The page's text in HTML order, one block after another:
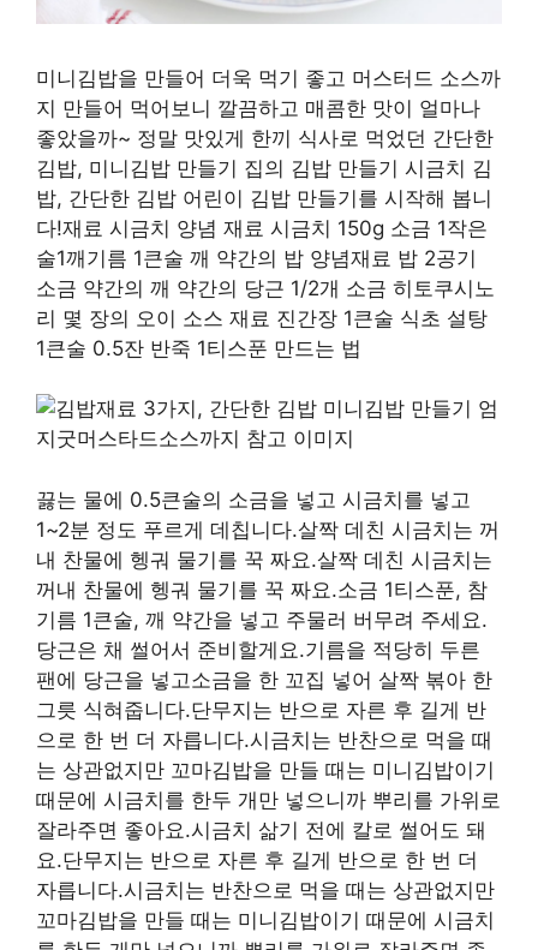
미니김밥을 만들어 더욱 먹기 좋고 머스터드 소스까
지 만들어 먹어보니 깔끔하고 매콤한 맛이 얼마나
좋았을까~ 정말 맛있게 한끼 식사로 먹었던 간단한
김밥, 미니김밥 만들기 집의 김밥 만들기 시금치 김
밥, 간단한 김밥 어린이 김밥 만들기를 시작해 봅니
다!재료 시금치 양념 재료 시금치 150g 소금 1작은
술1깨기름 1큰술 깨 약간의 밥 양념재료 밥 2공기
소금 약간의 깨 약간의 당근 1/2개 소금 히토쿠시노
리 몇 장의 오이 소스 재료 진간장 1큰술 식초 설탕
1큰술 0.5잔 반죽 1티스푼 만드는 법
끓는 물에 0.5큰술의 소금을 넣고 시금치를 넣고
1~2분 정도 푸르게 데칩니다.살짝 데친 시금치는 꺼
내 찬물에 헹궈 물기를 꾹 짜요.살짝 데친 시금치는
꺼내 찬물에 헹궈 물기를 꾹 짜요.소금 1티스푼, 참
기름 1큰술, 깨 약간을 넣고 주물러 버무려 주세요.
당근은 채 썰어서 준비할게요.기름을 적당히 두른
팬에 당근을 넣고소금을 한 꼬집 넣어 살짝 볶아 한
그릇 식혀줍니다.단무지는 반으로 자른 후 길게 반
으로 한 번 더 자릅니다.시금치는 반찬으로 먹을 때
는 상관없지만 꼬마김밥을 만들 때는 미니김밥이기
때문에 시금치를 한두 개만 넣으니까 뿌리를 가위로
잘라주면 좋아요.시금치 삶기 전에 칼로 썰어도 돼
요.단무지는 반으로 자른 후 길게 반으로 한 번 더
자릅니다.시금치는 반찬으로 먹을 때는 상관없지만
꼬마김밥을 만들 때는 미니김밥이기 때문에 시금치